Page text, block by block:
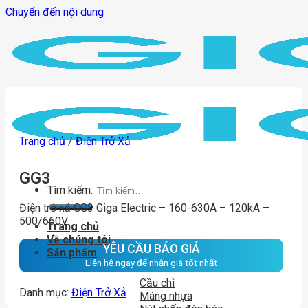
Chuyển đến nội dung
Tìm kiếm:
Trang chủ
Về chúng tôi
Sản phẩm
Cầu chì
Máng nhựa
Trang chủ / Điện Trở Xả
GG3
Điện trở xả GG3 Giga Electric – 160-630A – 120kA –
500/660V
YÊU CẦU BÁO GIÁ
Liên hệ ngay để nhận giá tốt nhất
Danh mục: Điện Trở Xả